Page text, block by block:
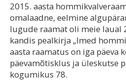
2015. aasta
omalaadne, eelmine
lugude raamat oli meie laual
kandis pealkirja „Imed
aasta raamatus on iga päeva
päevamõtisklus ja üleskutse
kogumikus 78.